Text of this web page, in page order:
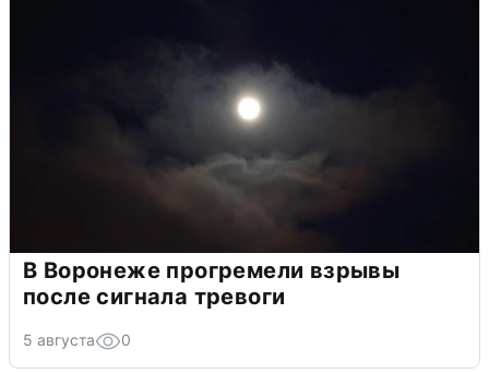
В Воронеже прогремели взрывы
после сигнала тревоги
5 августа 0